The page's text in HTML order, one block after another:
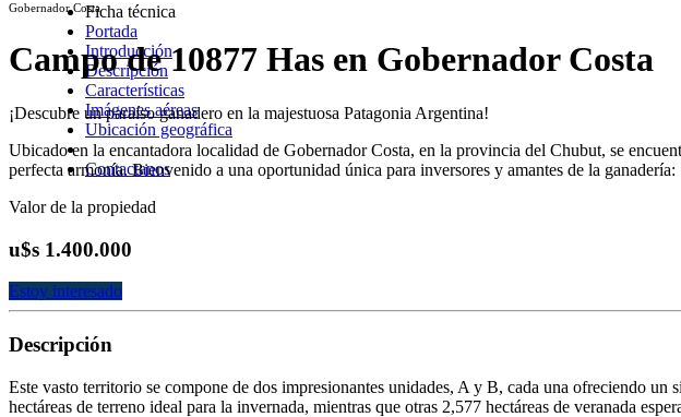
Ficha técnica
Portada
Introducción
Descripción
Características
Imágenes aéreas
Ubicación geográfica
Contactanos
Gobernador Costa
Campo de 10877 Has en Gobernador Costa
¡Descubre un paraíso ganadero en la majestuosa Patagonia Argentina!
Ubicado en la encantadora localidad de Gobernador Costa, en la provincia del Chubut, se
perfecta armonía. Bienvenido a una oportunidad única para inversores y amantes de la
Valor de la propiedad
u$s 1.400.000
Estoy interesado
Descripción
Este vasto territorio se compone de dos impresionantes unidades, A y B, cada una ofreciendo
hectáreas de terreno ideal para la invernada, mientras que otras 2,577 hectáreas de veranada